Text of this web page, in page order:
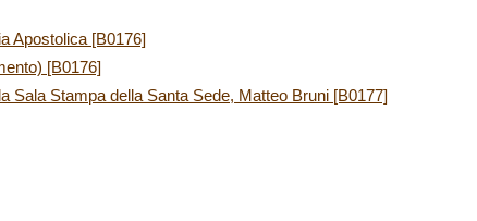
Apostolica [B0176]
[B0176]
Sala Stampa della Santa Sede, Matteo Bruni [B0177]